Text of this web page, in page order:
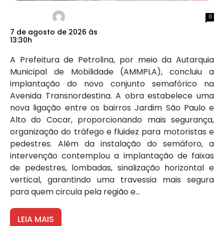
7 de agosto de 2026 às
13:30h
0
A Prefeitura de Petrolina, por meio da Autarquia
Municipal de Mobilidade (AMMPLA), concluiu a
implantação do novo conjunto semafórico na
Avenida Transnordestina. A obra estabelece uma
nova ligação entre os bairros Jardim São Paulo e
Alto do Cocar, proporcionando mais segurança,
organização do tráfego e fluidez para motoristas e
pedestres. Além da instalação do semáforo, a
intervenção contemplou a implantação de faixas
de pedestres, lombadas, sinalização horizontal e
vertical, garantindo uma travessia mais segura
para quem circula pela região e...
LEIA MAIS